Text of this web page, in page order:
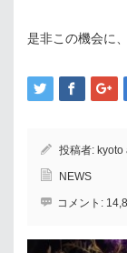
是非この機会に
投稿者: kyoto
NEWS
コメント: